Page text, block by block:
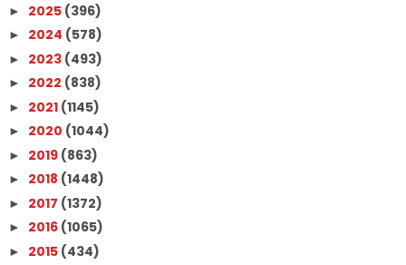
► 2025 (396)
► 2024 (578)
► 2023 (493)
► 2022 (838)
► 2021 (1145)
► 2020 (1044)
► 2019 (863)
► 2018 (1448)
► 2017 (1372)
► 2016 (1065)
► 2015 (434)